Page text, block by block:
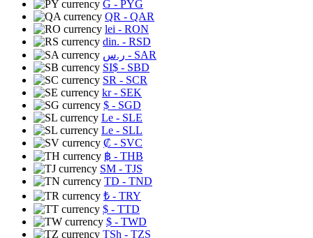
G - PYG
QR - QAR
lei - RON
din. - RSD
ر.س - SAR
SI$ - SBD
SR - SCR
kr- SEK
$ - SGD
Le - SLE
Le - SLL
₡ - SVC
฿ - THB
ЅМ - TJS
TD - TND
₺ - TRY
$ - TTD
$ - TWD
TSh - TZS